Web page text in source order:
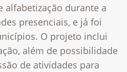
alfabetização durante a
presenciais, e já foi
O projeto inclui
além de possibilidade
de atividades para